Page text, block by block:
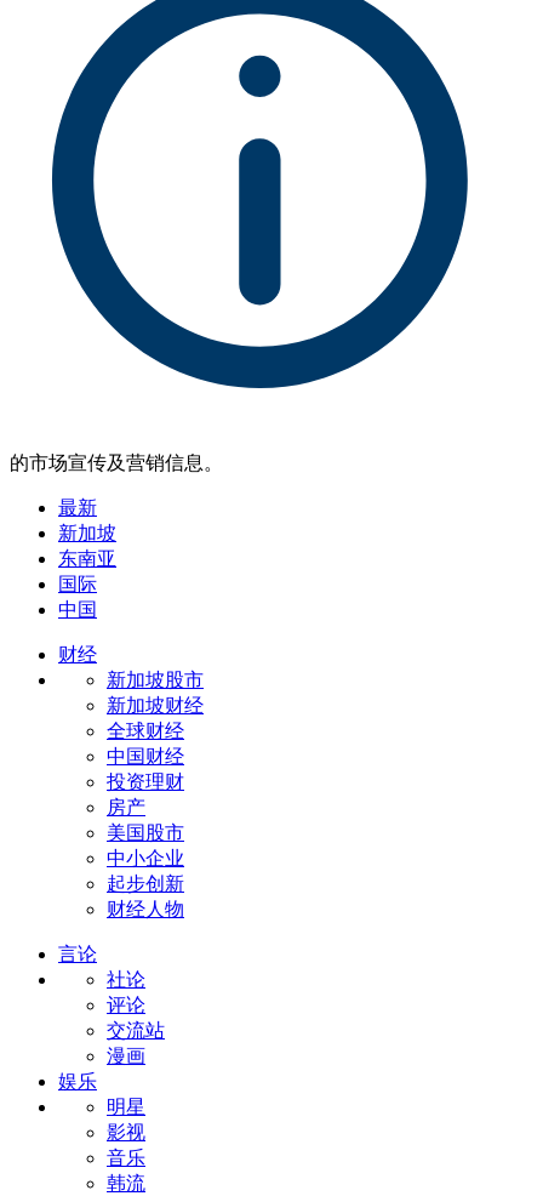
的市场宣传及营销信息。
最新
新加坡
东南亚
国际
中国
财经
新加坡股市
新加坡财经
全球财经
中国财经
投资理财
房产
美国股市
中小企业
起步创新
财经人物
言论
社论
评论
交流站
漫画
娱乐
明星
影视
音乐
韩流